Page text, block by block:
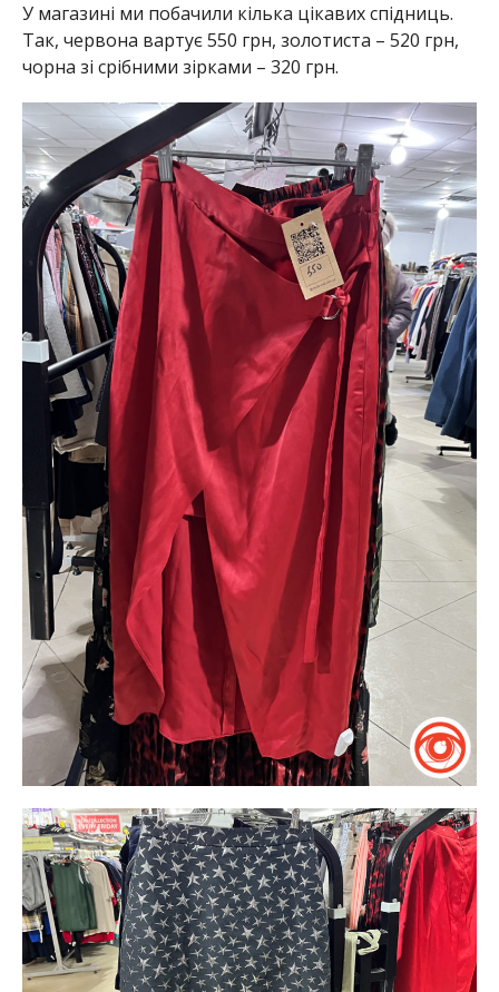
У магазині ми побачили кілька цікавих спідниць.
Так, червона вартує 550 грн, золотиста – 520 грн,
чорна зі срібними зірками – 320 грн.